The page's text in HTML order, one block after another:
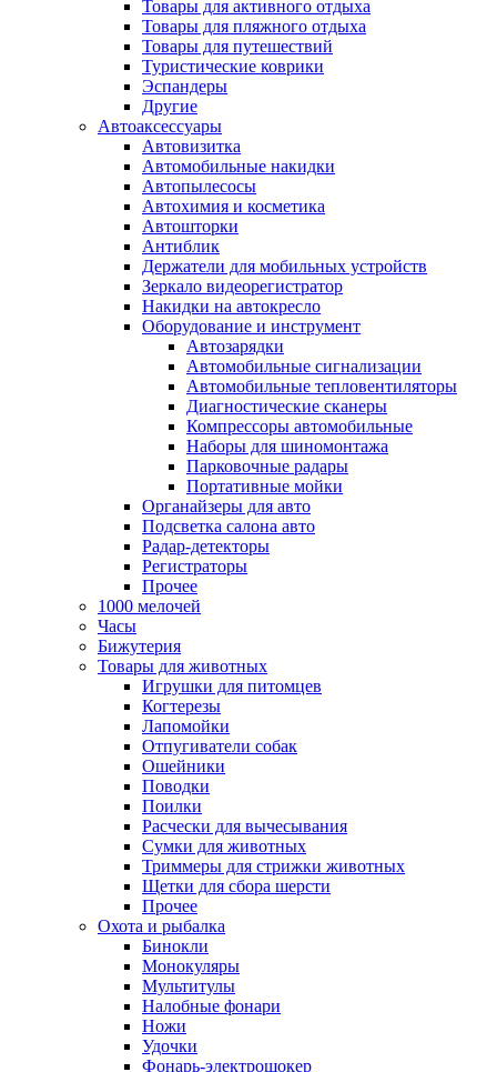
Товары для активного отдыха
Товары для пляжного отдыха
Товары для путешествий
Туристические коврики
Эспандеры
Другие
Автоаксессуары
Автовизитка
Автомобильные накидки
Автопылесосы
Автохимия и косметика
Автошторки
Антиблик
Держатели для мобильных устройств
Зеркало видеорегистратор
Накидки на автокресло
Оборудование и инструмент
Автозарядки
Автомобильные сигнализации
Автомобильные тепловентиляторы
Диагностические сканеры
Компрессоры автомобильные
Наборы для шиномонтажа
Парковочные радары
Портативные мойки
Органайзеры для авто
Подсветка салона авто
Радар-детекторы
Регистраторы
Прочее
1000 мелочей
Часы
Бижутерия
Товары для животных
Игрушки для питомцев
Когтерезы
Лапомойки
Отпугиватели собак
Ошейники
Поводки
Поилки
Расчески для вычесывания
Сумки для животных
Триммеры для стрижки животных
Щетки для сбора шерсти
Прочее
Охота и рыбалка
Бинокли
Монокуляры
Мультитулы
Налобные фонари
Ножи
Удочки
Фонарь-электрошокер